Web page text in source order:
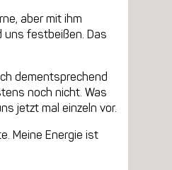
aber mit ihm
uns festbeißen. Das
dementsprechend
noch nicht. Was
jetzt mal einzeln vor.
Meine Energie ist